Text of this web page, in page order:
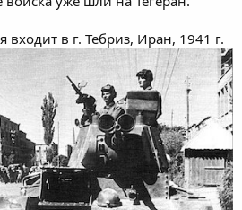
входит в г. Тебриз, Иран, 1941 г.